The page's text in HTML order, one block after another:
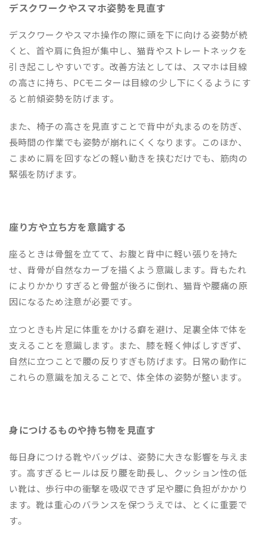
デスクワークやスマホ姿勢を見直す
デスクワークやスマホ操作の際に頭を下に向ける姿勢が続
くと、首や肩に負担が集中し、猫背やストレートネックを
引き起こしやすいです。改善方法としては、スマホは目線
の高さに持ち、PCモニターは目線の少し下にくるようにす
ると前傾姿勢を防げます。
また、椅子の高さを見直すことで背中が丸まるのを防ぎ、
長時間の作業でも姿勢が崩れにくくなります。このほか、
こまめに肩を回すなどの軽い動きを挟むだけでも、筋肉の
緊張を防げます。
座り方や立ち方を意識する
座るときは骨盤を立てて、お腹と背中に軽い張りを持た
せ、背骨が自然なカーブを描くよう意識します。背もたれ
によりかかりすぎると骨盤が後ろに倒れ、猫背や腰痛の原
因になるため注意が必要です。
立つときも片足に体重をかける癖を避け、足裏全体で体を
支えることを意識します。また、膝を軽く伸ばしすぎず、
自然に立つことで腰の反りすぎも防げます。日常の動作に
これらの意識を加えることで、体全体の姿勢が整います。
身につけるものや持ち物を見直す
毎日身につける靴やバッグは、姿勢に大きな影響を与えま
す。高すぎるヒールは反り腰を助長し、クッション性の低
い靴は、歩行中の衝撃を吸収できず足や腰に負担がかかり
ます。靴は重心のバランスを保つうえでは、とくに重要で
す。